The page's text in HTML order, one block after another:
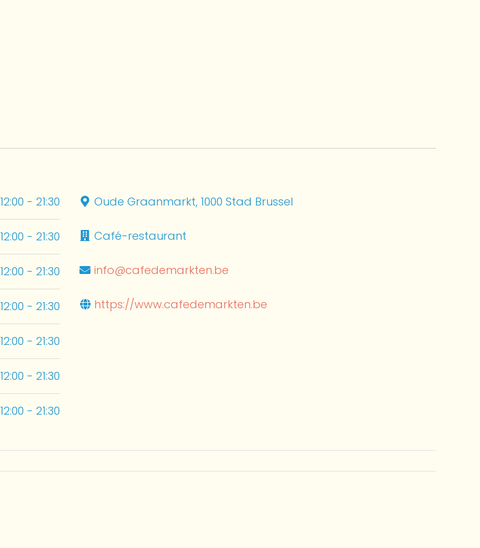
12:00 - 21:30
12:00 - 21:30
12:00 - 21:30
12:00 - 21:30
12:00 - 21:30
12:00 - 21:30
12:00 - 21:30
Oude Graanmarkt, 1000 Stad Brussel
Café-restaurant
info@cafedemarkten.be
https://www.cafedemarkten.be